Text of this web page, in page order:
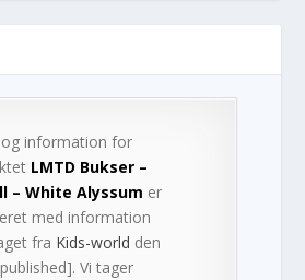
information for
LMTD Bukser –
– White Alyssum er
med information
fra Kids-world den
Vi tager